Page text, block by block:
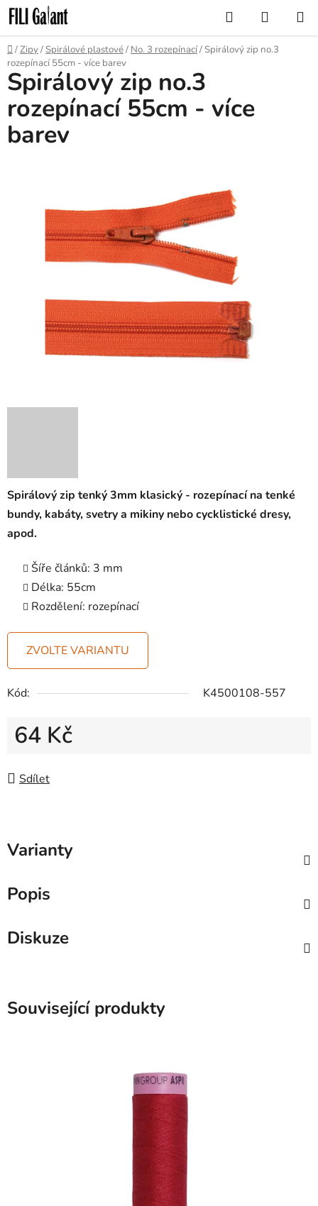
Přejít
na
obsah
Hledat
KOŠÍK
Domů
/Zipy/Spirálové plastové/ No. 3 rozepínací/Spirálový zip no.3
rozepínací 55cm - více barev
Spirálový zip tenký 3mm klasický - rozepínací na tenké
bundy, kabáty, svetry a mikiny nebo cycklistické dresy,
apod.
Šíře článků: 3 mm
Délka: 55cm
Rozdělení: rozepínací
ZVOLTE VARIANTU
Kód: K4500108-557
64 Kč
Sdílet
Spirálový zip no.3
rozepínací 55cm - více
barev
Varianty
Popis
Diskuze
Související produkty